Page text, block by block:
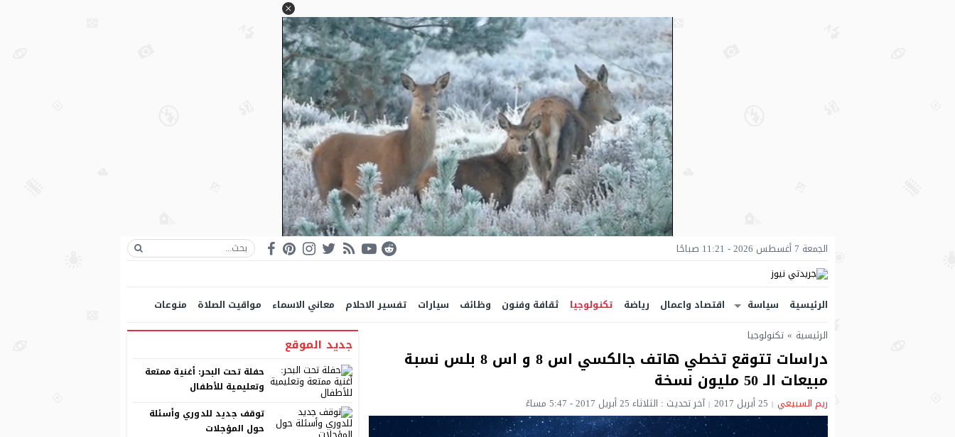
الجمعة 7 أغسطس 2026 - 11:21 صباحًا
الرئيسية سياسة اقتصاد واعمال رياضة تكنولوجيا ثقافة وفنون وظائف سيارات تفسير الاحلام معاني الاسماء مواقيت الصلاة
منوعات
الرئيسية » تكنولوجيا
دراسات تتوقع تخطي هاتف جالكسي اس 8 و اس 8 بلس نسبة
مبيعات الـ 50 مليون نسخة
ريم السبيعي 25 أبريل 2017 آخر تحديث : الثلاثاء 25 أبريل 2017 - 5:47 مساءً
جديد الموقع
حفلة تحت البحر: أغنية ممتعة
وتعليمية للأطفال
توقف جديد للدوري وأسئلة
حول المؤجلات